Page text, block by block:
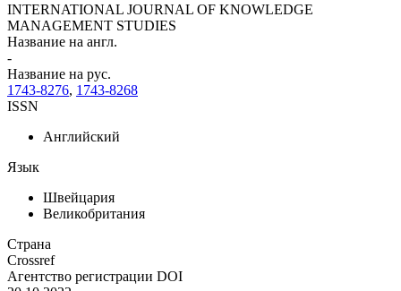
INTERNATIONAL JOURNAL OF KNOWLEDGE
MANAGEMENT STUDIES
Название на англ.
-
Название на рус.
1743-8276, 1743-8268
ISSN
Английский
Язык
Швейцария
Великобритания
Страна
Crossref
Агентство регистрации DOI